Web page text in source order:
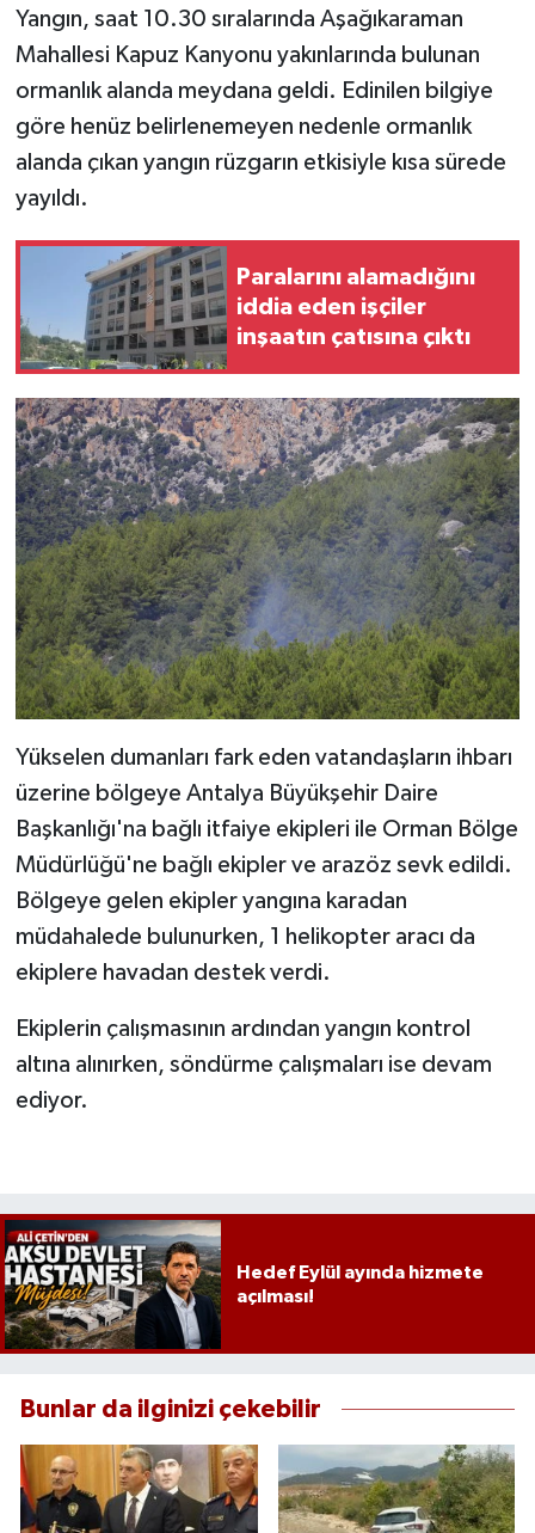
Yangın, saat 10.30 sıralarında Aşağıkaraman
Mahallesi Kapuz Kanyonu yakınlarında bulunan
ormanlık alanda meydana geldi. Edinilen bilgiye
göre henüz belirlenemeyen nedenle ormanlık
alanda çıkan yangın rüzgarın etkisiyle kısa sürede
yayıldı.
Paralarını alamadığını
iddia eden işçiler
inşaatın çatısına çıktı
Yükselen dumanları fark eden vatandaşların ihbarı
üzerine bölgeye Antalya Büyükşehir Daire
Başkanlığı'na bağlı itfaiye ekipleri ile Orman Bölge
Müdürlüğü'ne bağlı ekipler ve arazöz sevk edildi.
Bölgeye gelen ekipler yangına karadan
müdahalede bulunurken, 1 helikopter aracı da
ekiplere havadan destek verdi.
Ekiplerin çalışmasının ardından yangın kontrol
altına alınırken, söndürme çalışmaları ise devam
ediyor.
Hedef Eylül ayında hizmete
açılması!
Bunlar da ilginizi çekebilir